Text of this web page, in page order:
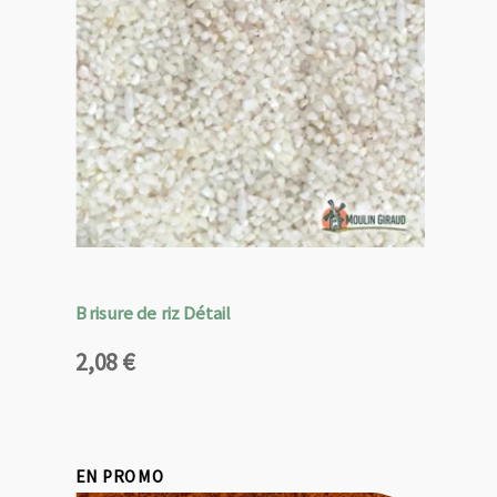
Brisure de riz Détail
2,08€
EN PROMO